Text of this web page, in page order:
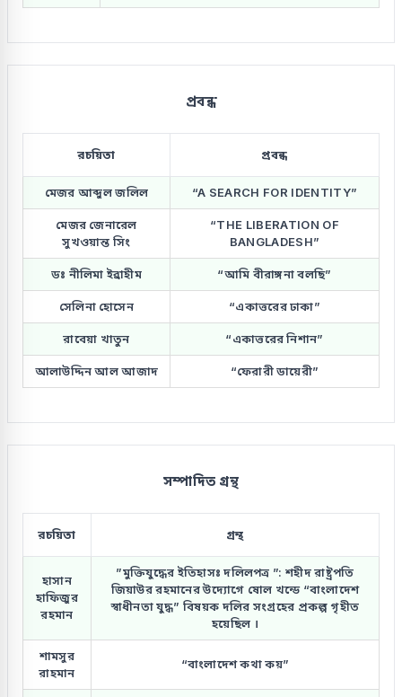
প্রবন্ধ
রচয়িতা প্রবন্ধ
মেজর আব্দুল জলিল “A SEARCH FOR IDENTITY”
মেজর জেনারেল
সুখওয়ান্ত সিং
“THE LIBERATION OF
BANGLADESH”
ডঃ নীলিমা ইব্রাহীম “আমি বীরাঙ্গনা বলছি”
সেলিনা হোসেন “একাত্তরের ঢাকা”
রাবেয়া খাতুন “একাত্তরের নিশান”
আলাউদ্দিন আল আজাদ “ফেরারী ডায়েরী”
সম্পাদিত গ্রন্থ
রচয়িতা গ্রন্থ
হাসান
হাফিজুর
রহমান
”মুক্তিযুদ্ধের ইতিহাসঃ দলিলপত্র ”: শহীদ রাষ্ট্রপতি
জিয়াউর রহমানের উদ্যোগে ষোল খন্ডে “বাংলাদেশ
স্বাধীনতা যুদ্ধ” বিষয়ক দলির সংগ্রহের প্রকল্প গৃহীত
হয়েছিল ।
শামসুর
রাহমান
“বাংলাদেশ কথা কয়”